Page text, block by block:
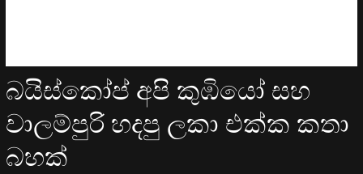
බයිස්කෝප් අපි කුඹියෝ සහ
වාලම්පුරි හදපු ලකා එක්ක කතා
බහක්